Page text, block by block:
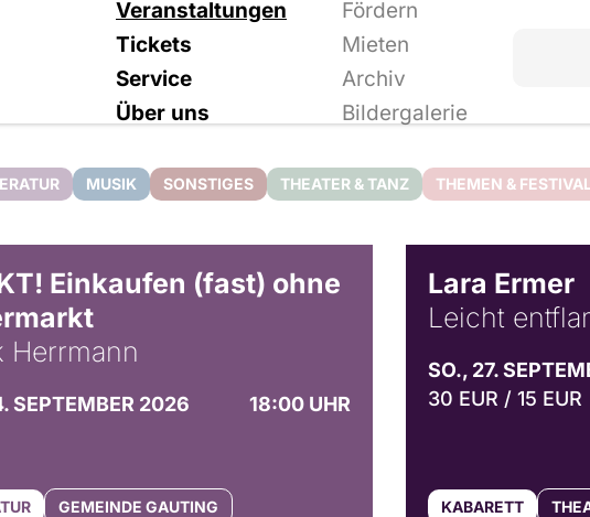
Veranstaltungen
Fördern
Tickets
Mieten
Service
Archiv
Über uns
Bildergalerie
MUSIK SONSTIGES THEATER & TANZ THEMEN &
Einkaufen (fast) ohne
Herrmann
SEPTEMBER 2026 18:00 UHR
GEMEINDE GAUTING
Lara Ermer
Leicht
SO., 27.
30 EUR / 15 EUR
KABARETT